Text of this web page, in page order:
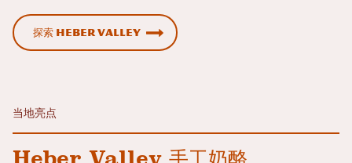
探索 Heber Valley
当地亮点